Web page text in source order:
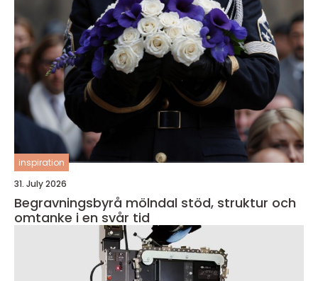
inspiration
31. July 2026
Begravningsbyrå mölndal stöd, struktur och
omtanke i en svår tid